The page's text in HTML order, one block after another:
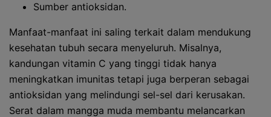
Sumber antioksidan.
Manfaat-manfaat ini saling terkait dalam mendukung
kesehatan tubuh secara menyeluruh. Misalnya,
kandungan vitamin C yang tinggi tidak hanya
meningkatkan imunitas tetapi juga berperan sebagai
antioksidan yang melindungi sel-sel dari kerusakan.
Serat dalam mangga muda membantu melancarkan